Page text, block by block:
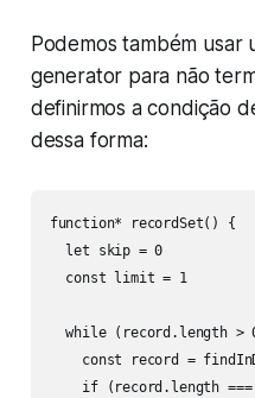
Podemos também usar
generator para não
definirmos a condição
dessa forma:
function* recordSet() {
  let skip = 0
  const limit = 1
while (record.length >
const record =
if (record.length